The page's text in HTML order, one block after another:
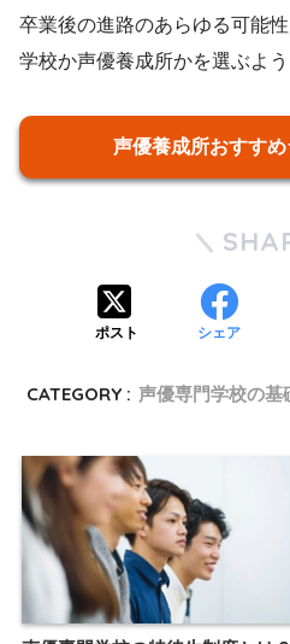
卒業後の進路のあらゆる可能
学校か声優養成所かを選ぶよう
声優養成所おすす
ポスト シェア
CATEGORY : 声優専門学校の基